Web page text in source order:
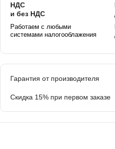
НДС
и без НДС
Работаем с любыми
системами налогооблажения
Гарантия от производителя
Скидка 15% при первом заказе